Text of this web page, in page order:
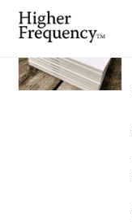
TAG: Jonathan Kusuma